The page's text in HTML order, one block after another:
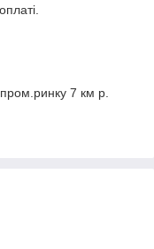
7 км р.